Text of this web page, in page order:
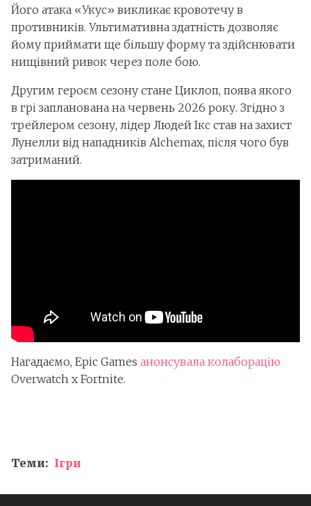
Його атака «Укус» викликає кровотечу в
противників. Ультимативна здатність дозволяє
йому приймати ще більшу форму та здійснювати
нищівний ривок через поле бою.
Другим героєм сезону стане Циклоп, поява якого
в грі запланована на червень 2026 року. Згідно з
трейлером сезону, лідер Людей Ікс став на захист
Лунелли від нападників Alchemax, після чого був
затриманий.
Нагадаємо, Epic Games анонсувала колаборацію
Overwatch x Fortnite.
Теми: Ігри